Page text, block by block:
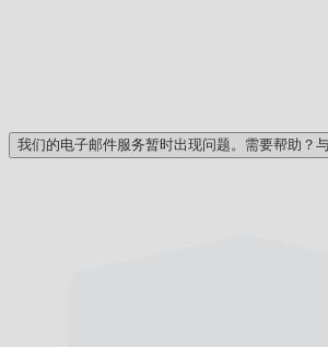
我们的电子邮件服务暂时出现问题。需要帮助？